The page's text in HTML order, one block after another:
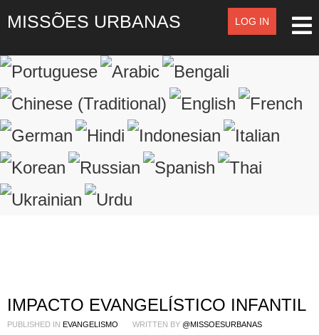
MISSÕES URBANAS LOG IN
IMPACTO EVANGELÍSTICO INFANTIL
PUBLISHED IN EVANGELISMO WRITTEN BY @MISSOESURBANAS
LOGIN Registre-se
Lembrar de Mim
Esqueceu o nome de usuário?